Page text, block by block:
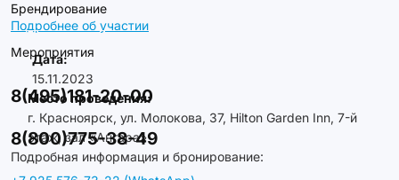
Брендирование
Мероприятия
8(495)181-20-00
8(800)775-38-49
Подробнее об участии
Дата:
15.11.2023
Место проведения:
г. Красноярск, ул. Молокова, 37, Hilton Garden Inn, 7-й
этаж, зал «Ангара»
Подробная информация и бронирование: